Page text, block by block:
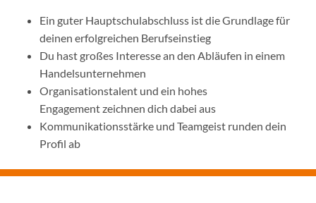
Ein guter Hauptschulabschluss ist die Grundlage für
deinen erfolgreichen Berufseinstieg
Du hast großes Interesse an den Abläufen in einem
Handelsunternehmen
Organisationstalent und ein hohes
Engagement zeichnen dich dabei aus
Kommunikationsstärke und Teamgeist runden dein
Profil ab